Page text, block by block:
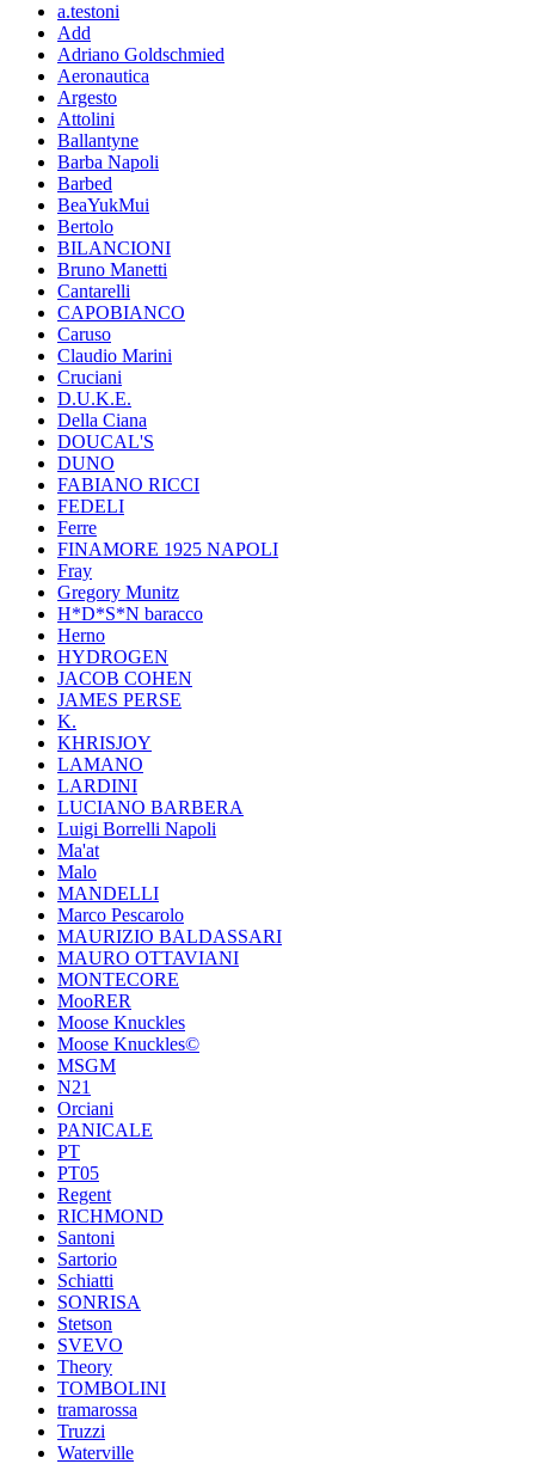
a.testoni
Add
Adriano Goldschmied
Aeronautica
Argesto
Attolini
Ballantyne
Barba Napoli
Barbed
BeaYukMui
Bertolo
BILANCIONI
Bruno Manetti
Cantarelli
CAPOBIANCO
Caruso
Claudio Marini
Cruciani
D.U.K.E.
Della Ciana
DOUCAL'S
DUNO
FABIANO RICCI
FEDELI
Ferre
FINAMORE 1925 NAPOLI
Fray
Gregory Munitz
H*D*S*N baracco
Herno
HYDROGEN
JACOB COHEN
JAMES PERSE
K.
KHRISJOY
LAMANO
LARDINI
LUCIANO BARBERA
Luigi Borrelli Napoli
Ma'at
Malo
MANDELLI
Marco Pescarolo
MAURIZIO BALDASSARI
MAURO OTTAVIANI
MONTECORE
MooRER
Moose Knuckles
Moose Knuckles©️
MSGM
N21
Orciani
PANICALE
PT
PT05
Regent
RICHMOND
Santoni
Sartorio
Schiatti
SONRISA
Stetson
SVEVO
Theory
TOMBOLINI
tramarossa
Truzzi
Waterville